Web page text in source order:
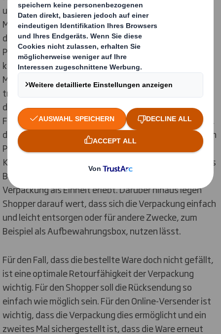
und Verbraucher geworden – findet doch der „First
Moment of Truth“, der erste physische Kontakt mit
dem Produkt, immer häufiger erst bei der
Paketzustellung an der Haustür und nicht mehr am
klassischen Point of Sale statt. Das
Markenversprechen wird direkt ins Wohnzimmer
transportiert. Es ist wichtig, dass der Verbraucher von
der Verpackung positiv angesprochen wird und
Funktionen, wie die Haptik oder das „Auspackerlebnis“,
dazu beitragen, das Markenversprechen des bestellten
Produktes zu erfüllen. Denn nur dann bestellt der
Kunde ein zweites Mal. Unboxing-Videos sind ein gutes
Beispiel dafür, dass der Shopper Produkt und
Verpackung als Einheit erlebt. Darüber hinaus legen
Shopper darauf wert, dass sich die Verpackung einfach
und leicht entsorgen oder für andere Zwecke, zum
Beispiel als Aufbewahrungsbox, nutzen lässt.
Für den Fall, dass die bestellte Ware doch nicht gefällt,
ist eine optimale Retourfähigkeit der Verpackung
wichtig. Für den Shopper soll die Rücksendung so
einfach wie möglich sein. Für den Online-Versender ist
wichtig, dass die Verpackung dies ermöglicht und ein
zweites Mal sichergestellt ist, dass die Ware erneut